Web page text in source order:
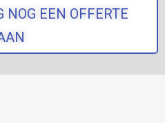
NOG EEN OFFERTE